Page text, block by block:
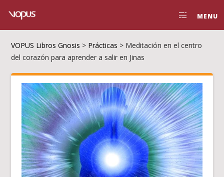
MENU
VOPUS Libros Gnosis > Prácticas > Meditación en el centro
del corazón para aprender a salir en Jinas